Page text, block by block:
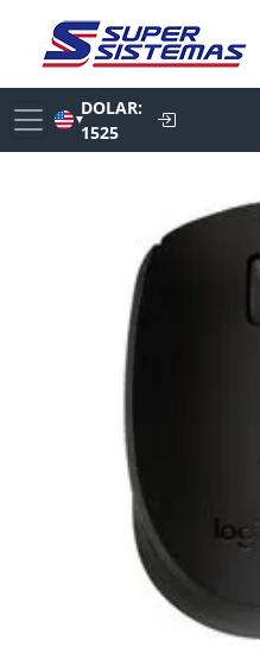
▼
DOLAR:
1525